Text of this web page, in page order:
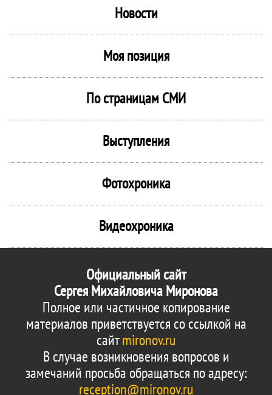
Новости
Моя позиция
По страницам СМИ
Выступления
Фотохроника
Видеохроника
Официальный сайт
Сергея Михайловича Миронова
Полное или частичное копирование
материалов приветствуется со ссылкой на
сайтmironov.ru
В случае возникновения вопросов и
замечаний просьба обращаться по адресу:
reception@mironov.ru